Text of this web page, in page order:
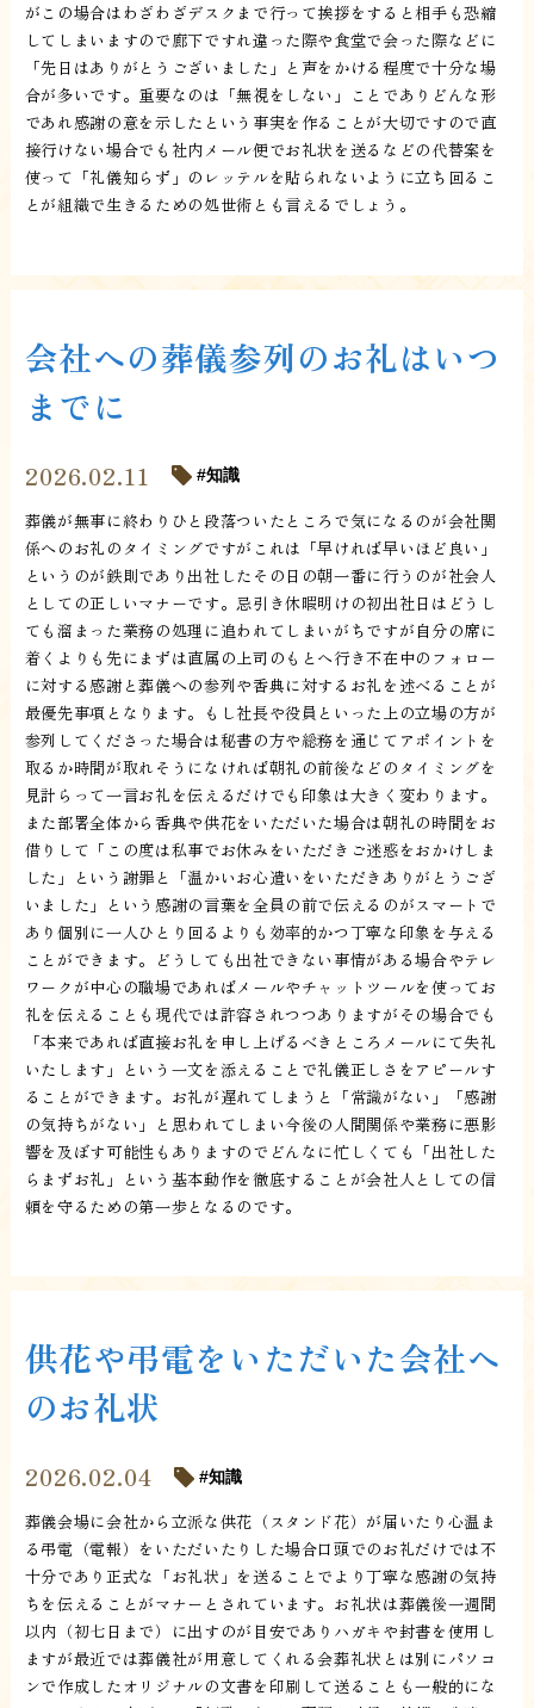
がこの場合はわざわざデスクまで行って挨拶をすると相手も恐縮
してしまいますので廊下ですれ違った際や食堂で会った際などに
「先日はありがとうございました」と声をかける程度で十分な場
合が多いです。重要なのは「無視をしない」ことでありどんな形
であれ感謝の意を示したという事実を作ることが大切ですので直
接行けない場合でも社内メール便でお礼状を送るなどの代替案を
使って「礼儀知らず」のレッテルを貼られないように立ち回るこ
とが組織で生きるための処世術とも言えるでしょう。
会社への葬儀参列のお礼はいつ
までに
2026.02.11 知識
葬儀が無事に終わりひと段落ついたところで気になるのが会社関
係へのお礼のタイミングですがこれは「早ければ早いほど良い」
というのが鉄則であり出社したその日の朝一番に行うのが社会人
としての正しいマナーです。忌引き休暇明けの初出社日はどうし
ても溜まった業務の処理に追われてしまいがちですが自分の席に
着くよりも先にまずは直属の上司のもとへ行き不在中のフォロー
に対する感謝と葬儀への参列や香典に対するお礼を述べることが
最優先事項となります。もし社長や役員といった上の立場の方が
参列してくださった場合は秘書の方や総務を通じてアポイントを
取るか時間が取れそうになければ朝礼の前後などのタイミングを
見計らって一言お礼を伝えるだけでも印象は大きく変わります。
また部署全体から香典や供花をいただいた場合は朝礼の時間をお
借りして「この度は私事でお休みをいただきご迷惑をおかけしま
した」という謝罪と「温かいお心遣いをいただきありがとうござ
いました」という感謝の言葉を全員の前で伝えるのがスマートで
あり個別に一人ひとり回るよりも効率的かつ丁寧な印象を与える
ことができます。どうしても出社できない事情がある場合やテレ
ワークが中心の職場であればメールやチャットツールを使ってお
礼を伝えることも現代では許容されつつありますがその場合でも
「本来であれば直接お礼を申し上げるべきところメールにて失礼
いたします」という一文を添えることで礼儀正しさをアピールす
ることができます。お礼が遅れてしまうと「常識がない」「感謝
の気持ちがない」と思われてしまい今後の人間関係や業務に悪影
響を及ぼす可能性もありますのでどんなに忙しくても「出社した
らまずお礼」という基本動作を徹底することが会社人としての信
頼を守るための第一歩となるのです。
供花や弔電をいただいた会社へ
のお礼状
2026.02.04 知識
葬儀会場に会社から立派な供花（スタンド花）が届いたり心温ま
る弔電（電報）をいただいたりした場合口頭でのお礼だけでは不
十分であり正式な「お礼状」を送ることでより丁寧な感謝の気持
ちを伝えることがマナーとされています。お礼状は葬儀後一週間
以内（初七日まで）に出すのが目安でありハガキや封書を使用し
ますが最近では葬儀社が用意してくれる会葬礼状とは別にパソコ
ンで作成したオリジナルの文書を印刷して送ることも一般的にな